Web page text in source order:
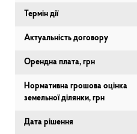
Термін дії
Актуальність договору
Орендна плата, грн
Нормативна грошова оцінка
земельної ділянки, грн
Дата рішення